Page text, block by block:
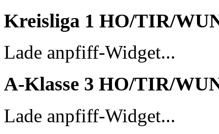
Kreisliga 1 HO/TIR/
Lade anpfiff-Widget...
A-Klasse 3 HO/TIR/
Lade anpfiff-Widget...